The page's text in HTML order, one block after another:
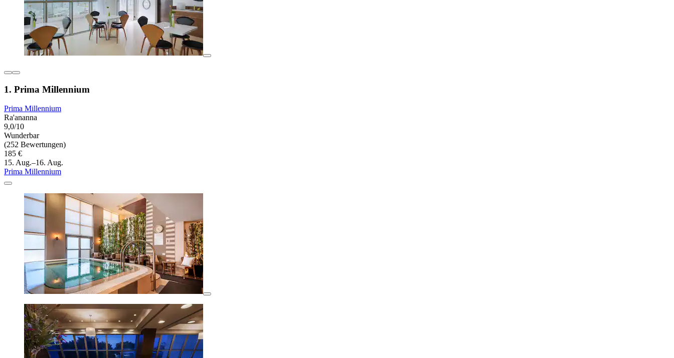
1. Prima Millennium
Prima Millennium
Ra'ananna
9,0/10
Wunderbar
(252 Bewertungen)
185 €
15. Aug.–16. Aug.
Prima Millennium